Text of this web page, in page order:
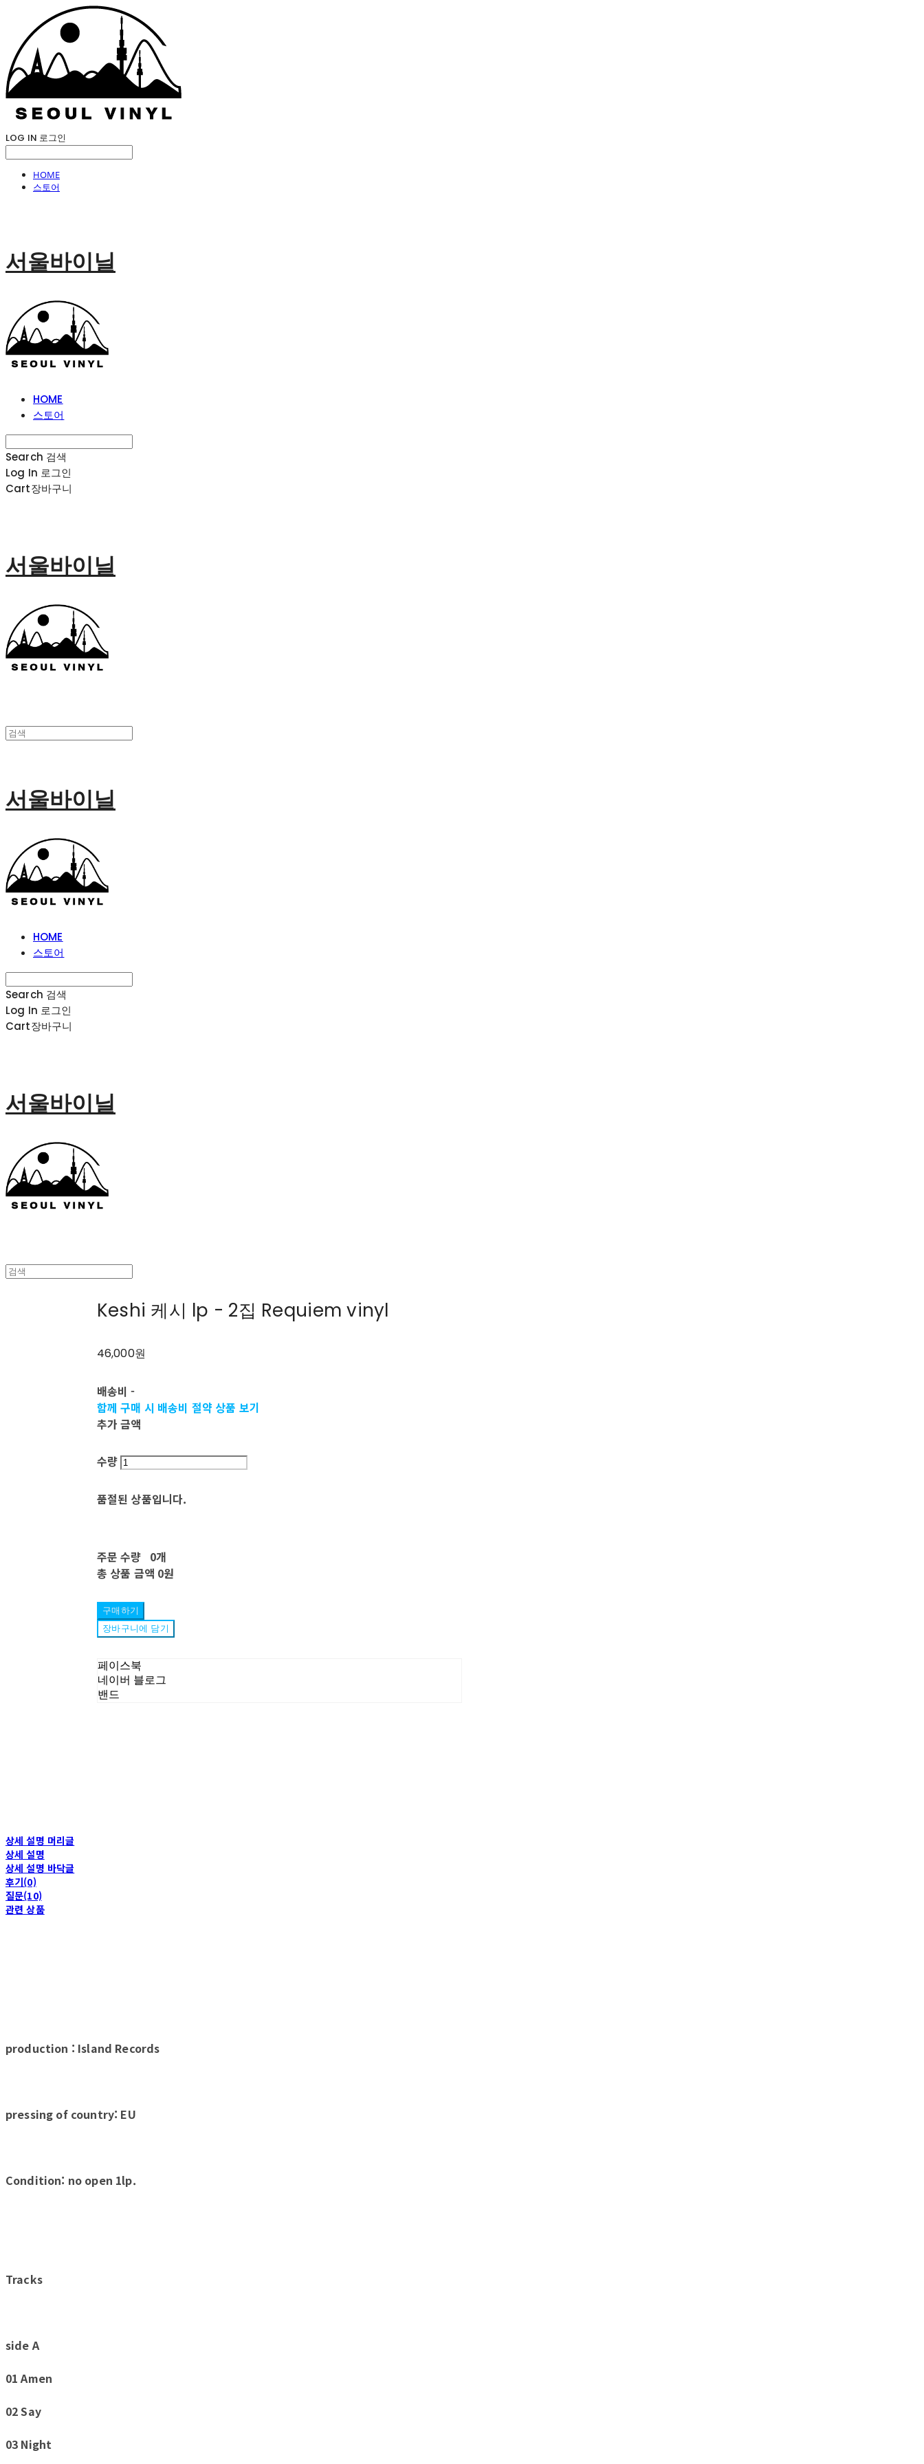
LOG IN 로그인
HOME
스토어
서울바이닐
HOME
스토어
Search 검색
Log In 로그인
Cart장바구니
서울바이닐
서울바이닐
HOME
스토어
Search 검색
Log In 로그인
Cart장바구니
서울바이닐
Keshi 케시 lp - 2집 Requiem vinyl
46,000원
배송비-
함께 구매 시 배송비 절약 상품 보기
추가 금액
수량
품절된 상품입니다.
주문 수량 0개
총 상품 금액 0원
구매하기
장바구니에 담기
페이스북
네이버 블로그
밴드
상세 설명 머리글
상세 설명
상세 설명 바닥글
후기(0)
질문(10)
관련 상품
production : Island Records
pressing of country: EU
Condition: no open 1lp.
Tracks
side A
01 Amen
02 Say
03 Night